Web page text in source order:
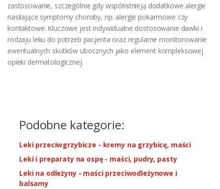
zastosowanie, szczególnie gdy współistnieją dodatkowe alergie
nasilające symptomy choroby, np. alergie pokarmowe czy
kontaktowe. Kluczowe jest indywidualne dostosowanie dawki i
rodzaju leku do potrzeb pacjenta oraz regularne monitorowanie
ewentualnych skutków ubocznych jako element kompleksowej
opieki dermatologicznej.
Podobne kategorie:
Leki przeciwgrzybicze - kremy na grzybicę, maści
Leki i preparaty na ospę - maści, pudry, pasty
Leki na odleżyny - maści przeciwodleżynowe i
balsamy